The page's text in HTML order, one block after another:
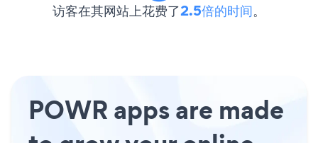
访客在其网站上花费了2.5倍的时间。
POWR apps are made